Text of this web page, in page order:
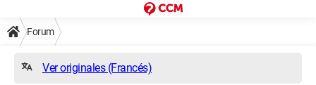
Forum
Ver originales (Francés)